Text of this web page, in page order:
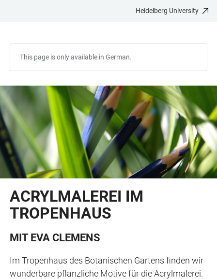
Heidelberg University
This page is only available in German.
ACRYLMALEREI IM
TROPENHAUS
MIT EVA CLEMENS
Im Tropenhaus des Botanischen Gartens finden wir
wunderbare pflanzliche Motive für die Acrylmalerei.